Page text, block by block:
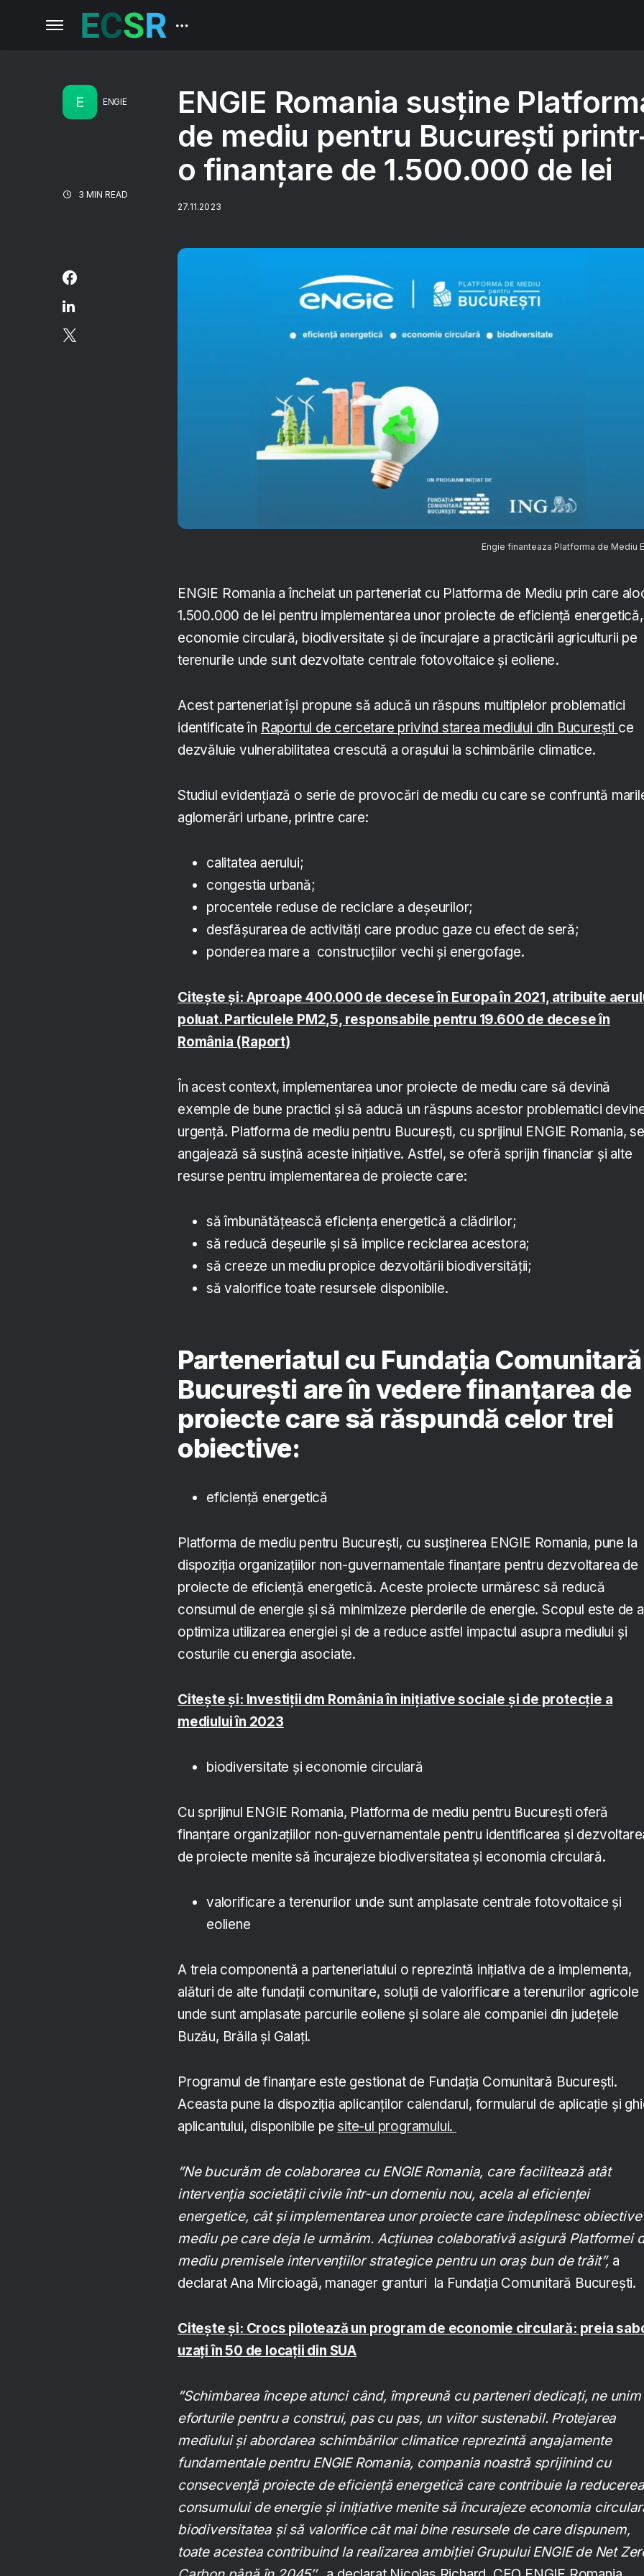
E ENGIE
3 MIN READ
ENGIE Romania susține
de mediu pentru București
o finanțare de 1.500.000 de lei
27.11.2023
Engie finanteaza Platforma de Mediu
ENGIE Romania a încheiat un parteneriat cu Platforma de Mediu prin care
1.500.000 de lei pentru implementarea unor proiecte de eficiență energetică,
economie circulară, biodiversitate și de încurajare a practicării agriculturii pe
terenurile unde sunt dezvoltate centrale fotovoltaice și eoliene.
Acest parteneriat își propune să aducă un răspuns multiplelor problematici
identificate în Raportul de cercetare privind starea mediului din București ce
dezvăluie vulnerabilitatea crescută a orașului la schimbările climatice.
Studiul evidențiază o serie de provocări de mediu cu care se confruntă
aglomerări urbane, printre care:
calitatea aerului;
congestia urbană;
procentele reduse de reciclare a deșeurilor;
desfășurarea de activități care produc gaze cu efect de seră;
ponderea mare a construcțiilor vechi și energofage.
Citește și: Aproape 400.000 de decese în Europa în 2021, atribuite
poluat. Particulele PM2,5, responsabile pentru 19.600 de decese în
România (Raport)
În acest context, implementarea unor proiecte de mediu care să devină
exemple de bune practici și să aducă un răspuns acestor problematici
urgență. Platforma de mediu pentru București, cu sprijinul ENGIE Romania, se
angajează să susțină aceste inițiative. Astfel, se oferă sprijin financiar și alte
resurse pentru implementarea de proiecte care:
să îmbunătățească eficiența energetică a clădirilor;
să reducă deșeurile și să implice reciclarea acestora;
să creeze un mediu propice dezvoltării biodiversității;
să valorifice toate resursele disponibile.
Parteneriatul cu Fundația Comunitară
București are în vedere finanțarea de
proiecte care să răspundă celor trei
obiective:
eficiență energetică
Platforma de mediu pentru București, cu susținerea ENGIE Romania, pune la
dispoziția organizațiilor non-guvernamentale finanțare pentru dezvoltarea de
proiecte de eficiență energetică. Aceste proiecte urmăresc să reducă
consumul de energie și să minimizeze pierderile de energie. Scopul este de a
optimiza utilizarea energiei și de a reduce astfel impactul asupra mediului și
costurile cu energia asociate.
Citește și: Investiții dm România în inițiative sociale și de protecție a
mediului în 2023
biodiversitate și economie circulară
Cu sprijinul ENGIE Romania, Platforma de mediu pentru București oferă
finanțare organizațiilor non-guvernamentale pentru identificarea și
de proiecte menite să încurajeze biodiversitatea și economia circulară.
valorificare a terenurilor unde sunt amplasate centrale fotovoltaice și
eoliene
A treia componentă a parteneriatului o reprezintă inițiativa de a implementa,
alături de alte fundații comunitare, soluții de valorificare a terenurilor agricole
unde sunt amplasate parcurile eoliene și solare ale companiei din județele
Buzău, Brăila și Galați.
Programul de finanțare este gestionat de Fundația Comunitară București.
Aceasta pune la dispoziția aplicanților calendarul, formularul de aplicație și
aplicantului, disponibile pesite-ul programului.
”Ne bucurăm de colaborarea cu ENGIE Romania, care facilitează atât
intervenția societății civile într-un domeniu nou, acela al eficienței
energetice, cât și implementarea unor proiecte care îndeplinesc
mediu pe care deja le urmărim. Acțiunea colaborativă asigură Platformei
mediu premisele intervențiilor strategice pentru un oraș bun de trăit”,a
declarat Ana Mircioagă, manager granturi la Fundația Comunitară București.
Citește și: Crocs pilotează un program de economie circulară: preia
uzați în 50 de locații din SUA
”Schimbarea începe atunci când, împreună cu parteneri dedicați, ne unim
eforturile pentru a construi, pas cu pas, un viitor sustenabil. Protejarea
mediului și abordarea schimbărilor climatice reprezintă angajamente
fundamentale pentru ENGIE Romania, compania noastră sprijinind cu
consecvență proiecte de eficiență energetică care contribuie la reducerea
consumului de energie și inițiative menite să încurajeze economia
biodiversitatea și să valorifice cât mai bine resursele de care dispunem,
toate acestea contribuind la realizarea ambiției Grupului ENGIE de Net